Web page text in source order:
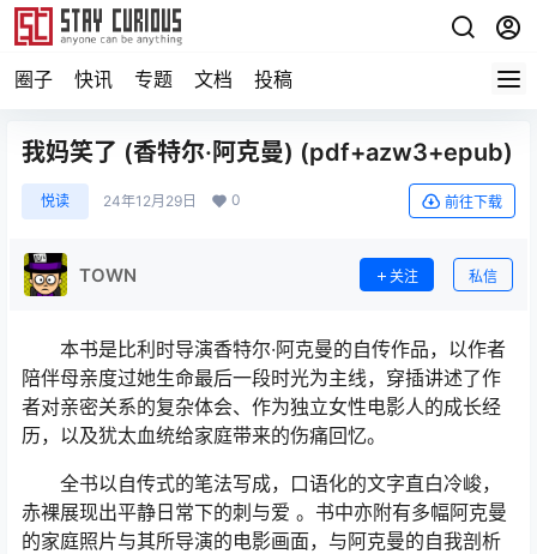
圈子 快讯 专题 文档 投稿
我妈笑了 (香特尔·阿克曼) (pdf+azw3+epub)
悦读 24年12月29日 0 前往下载
TOWN 关注 私信
本书是比利时导演香特尔·阿克曼的自传作品，以作者
陪伴母亲度过她生命最后一段时光为主线，穿插讲述了作
者对亲密关系的复杂体会、作为独立女性电影人的成长经
历，以及犹太血统给家庭带来的伤痛回忆。
全书以自传式的笔法写成，口语化的文字直白冷峻，
赤裸展现出平静日常下的刺与爱 。书中亦附有多幅阿克曼
的家庭照片与其所导演的电影画面，与阿克曼的自我剖析